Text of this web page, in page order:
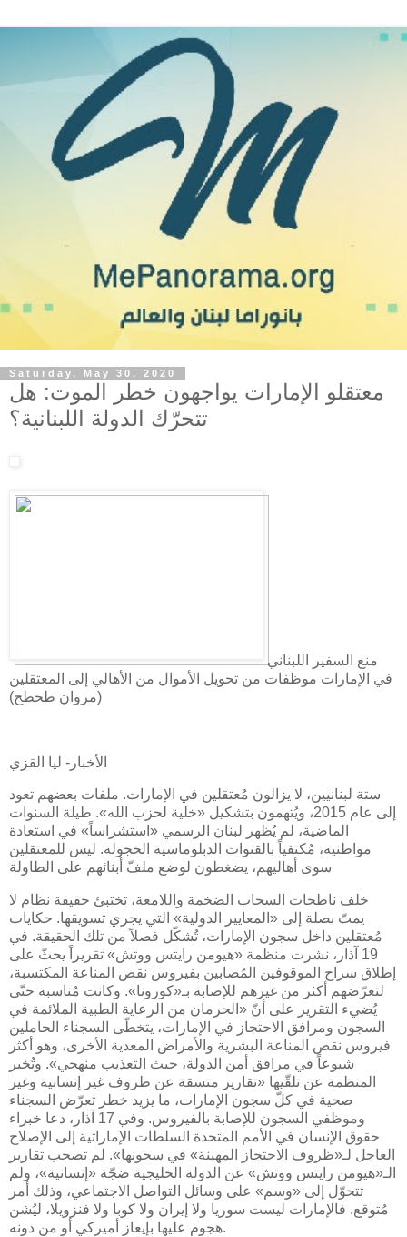
Saturday, May 30, 2020
معتقلو الإمارات يواجهون خطر الموت: هل
تتحرّك الدولة اللبنانية؟
في الإمارات موظفات من تحويل الأموال من الأهالي إلى المعتقلين
(مروان طحطح)
الأخبار- ليا القزي
ستة لبنانيين، لا يزالون مُعتقلين في الإمارات. ملفات بعضهم تعود
إلى عام 2015، ويُتهمون بتشكيل «خلية لحزب الله». طيلة السنوات
الماضية، لم يُظهر لبنان الرسمي «استشراساً» في استعادة
مواطنيه، مُكتفياً بالقنوات الدبلوماسية الخجولة. ليس للمعتقلين
سوى أهاليهم، يضغطون لوضع ملفّ أبنائهم على الطاولة
خلف ناطحات السحاب الضخمة واللامعة، تختبئ حقيقة نظام لا
يمتّ بصلة إلى «المعايير الدولية» التي يجري تسويقها. حكايات
مُعتقلين داخل سجون الإمارات، تُشكّل فصلاً من تلك الحقيقة. في
19 آذار، نشرت منظمة «هيومن رايتس ووتش» تقريراً يحثّ على
إطلاق سراح الموقوفين المُصابين بفيروس نقص المناعة المكتسبة،
لتعرّضهم أكثر من غيرهم للإصابة بـ«كورونا». وكانت مُناسبة حتّى
يُضيء التقرير على أنّ «الحرمان من الرعاية الطبية الملائمة في
السجون ومرافق الاحتجاز في الإمارات، يتخطّى السجناء الحاملين
فيروس نقص المناعة البشرية والأمراض المعدية الأخرى، وهو أكثر
شيوعاً في مرافق أمن الدولة، حيث التعذيب منهجي». وتُخبر
المنظمة عن تلقّيها «تقارير متسقة عن ظروف غير إنسانية وغير
صحية في كلّ سجون الإمارات، ما يزيد خطر تعرّض السجناء
وموظفي السجون للإصابة بالفيروس. وفي 17 آذار، دعا خبراء
حقوق الإنسان في الأمم المتحدة السلطات الإماراتية إلى الإصلاح
العاجل لـ«ظروف الاحتجاز المهينة» في سجونها». لم تصحب تقارير
الـ«هيومن رايتس ووتش» عن الدولة الخليجية ضجّة «إنسانية»، ولم
تتحوّل إلى «وسم» على وسائل التواصل الاجتماعي، وذلك أمر
مُتوقع. فالإمارات ليست سوريا ولا إيران ولا كوبا ولا فنزويلا، ليُشن
هجوم عليها بإيعاز أميركي أو من دونه.